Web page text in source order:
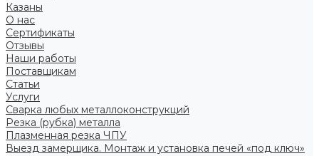
Казаны
О нас
Сертификаты
Отзывы
Наши работы
Поставщикам
Статьи
Услуги
Сварка любых металлоконструкций
Резка (рубка) металла
Плазменная резка ЧПУ
Выезд замерщика. Монтаж и установка печей «под ключ»